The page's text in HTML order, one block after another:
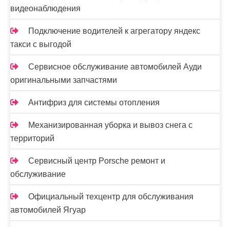
видеонаблюдения
Подключение водителей к агрегатору яндекс
такси с выгодой
Сервисное обслуживание автомобилей Ауди
оригинальными запчастями
Антифриз для системы отопления
Механизированная уборка и вывоз снега с
территорий
Сервисный центр Porsche ремонт и
обслуживание
Официальный техцентр для обслуживания
автомобилей Ягуар